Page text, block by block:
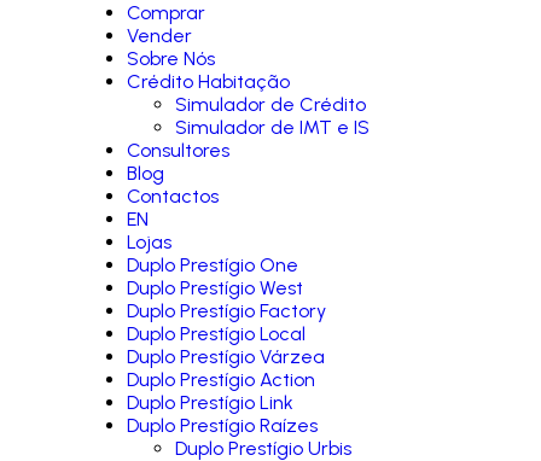
Comprar
Vender
Sobre Nós
Crédito Habitação
Simulador de Crédito
Simulador de IMT e IS
Consultores
Blog
Contactos
EN
Lojas
Duplo Prestígio One
Duplo Prestígio West
Duplo Prestígio Factory
Duplo Prestígio Local
Duplo Prestígio Várzea
Duplo Prestígio Action
Duplo Prestígio Link
Duplo Prestígio Raízes
Duplo Prestígio Urbis